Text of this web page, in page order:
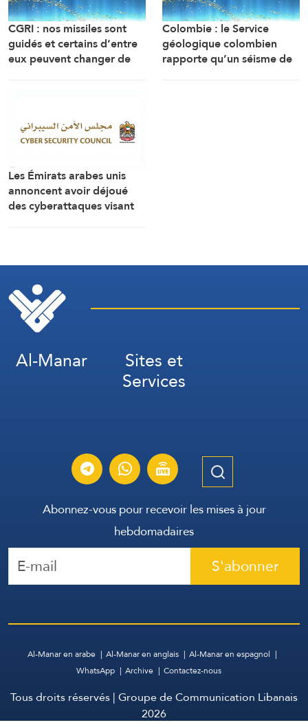
CGRI : nos missiles sont
guidés et certains d’entre
eux peuvent changer de
Colombie : le Service
géologique colombien
rapporte qu’un séisme de
Les Émirats arabes unis
annoncent avoir déjoué
des cyberattaques visant
Al-Manar Sites et
Services
Abonnez-vous pour recevoir les mises à jour
hebdomadaires
S'abonner
Al-Manar en arabe Al-Manar en anglais
Al-Manar en espagnol
WhatsApp
Archive Contactez-nous
Tous droits réservés | Groupe de Communication Libanais
2026